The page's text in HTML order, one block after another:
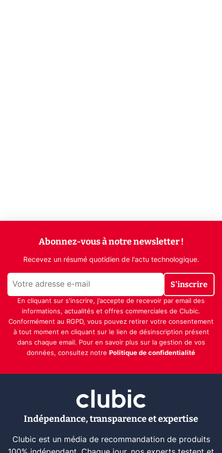
Abonnez-vous à notre newsletter !
Recevez un résumé quotidien de l'actu technologique.
S'inscrire
En cliquant sur s'inscrire, j’accepte de recevoir par email des
informations, actualités et offres commerciales de Clubic.
Conformément au RGPD, vous pouvez retirer votre consentement
à tout moment en cliquant sur le lien de désinscription présent
dans chaque email. Pour en savoir plus sur la gestion de vos
données, consultez notre Politique de confidentialité
Indépendance, transparence et expertise
Clubic est un média de recommandation de produits